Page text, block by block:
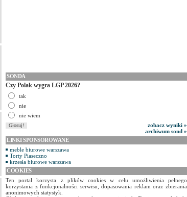
SONDA
Czy Polak wygra LGP 2026?
tak
nie
nie wiem
zobacz wyniki »
archiwum sond »
LINKI SPONSOROWANE
meble biurowe warszawa
Torty Piaseczno
krzesła biurowe warszawa
COOKIES
Ten portal korzysta z plików cookies w celu umożliwienia pełnego
korzystania z funkcjonalności serwisu, dopasowania reklam oraz zbierania
anonimowych statystyk.